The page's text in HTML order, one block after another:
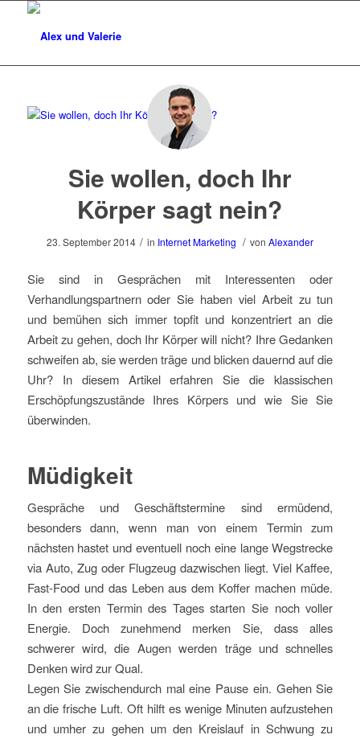
Sie wollen, doch Ihr
Körper sagt nein?
23. September 2014 / in Internet Marketing / von Alexander
Sie sind in Gesprächen mit Interessenten oder
Verhandlungspartnern oder Sie haben viel Arbeit zu tun
und bemühen sich immer topfit und konzentriert an die
Arbeit zu gehen, doch Ihr Körper will nicht? Ihre Gedanken
schweifen ab, sie werden träge und blicken dauernd auf die
Uhr? In diesem Artikel erfahren Sie die klassischen
Erschöpfungszustände Ihres Körpers und wie Sie Sie
überwinden.
Müdigkeit
Gespräche und Geschäftstermine sind ermüdend,
besonders dann, wenn man von einem Termin zum
nächsten hastet und eventuell noch eine lange Wegstrecke
via Auto, Zug oder Flugzeug dazwischen liegt. Viel Kaffee,
Fast-Food und das Leben aus dem Koffer machen müde.
In den ersten Termin des Tages starten Sie noch voller
Energie. Doch zunehmend merken Sie, dass alles
schwerer wird, die Augen werden träge und schnelles
Denken wird zur Qual.
Legen Sie zwischendurch mal eine Pause ein. Gehen Sie
an die frische Luft. Oft hilft es wenige Minuten aufzustehen
und umher zu gehen um den Kreislauf in Schwung zu